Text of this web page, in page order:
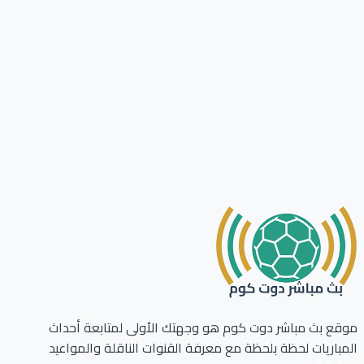
بث مباشر دوت كوم هو وجهتك الأولى لمتابعة أحداث
لحظة بلحظة مع معرفة القنوات الناقلة والمواعيد